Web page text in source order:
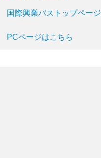
国際興業バストップページ
PCページはこちら